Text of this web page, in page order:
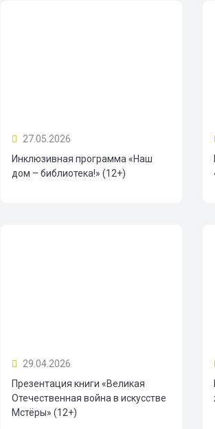
27.05.2026
Инклюзивная программа «Наш
дом – библиотека!» (12+)
29.04.2026
Презентация книги «Великая
Отечественная война в искусстве
Мстёры» (12+)